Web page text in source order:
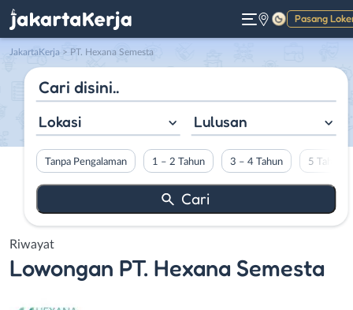
Pasang
Gelap
JakartaKerja > PT. Hexana Semesta
Lokasi Lulusan
Tanpa Pengalaman 1 – 2 Tahun 3 – 4 Tahun 5 Tahun
Riwayat
Lowongan PT. Hexana Semesta